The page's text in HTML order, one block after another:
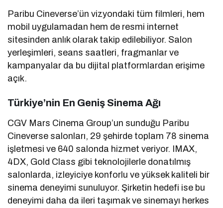
Paribu Cineverse’ün vizyondaki tüm filmleri, hem
mobil uygulamadan hem de resmi internet
sitesinden anlık olarak takip edilebiliyor. Salon
yerleşimleri, seans saatleri, fragmanlar ve
kampanyalar da bu dijital platformlardan erişime
açık.
Türkiye’nin En Geniş Sinema Ağı
CGV Mars Cinema Group’un sunduğu Paribu
Cineverse salonları, 29 şehirde toplam 78 sinema
işletmesi ve 640 salonda hizmet veriyor. IMAX,
4DX, Gold Class gibi teknolojilerle donatılmış
salonlarda, izleyiciye konforlu ve yüksek kaliteli bir
sinema deneyimi sunuluyor. Şirketin hedefi ise bu
deneyimi daha da ileri taşımak ve sinemayı herkes